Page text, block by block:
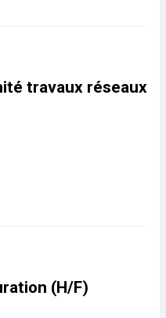
travaux réseaux
(H/F)